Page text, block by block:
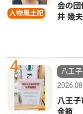
人物風土記
会の
井 幾
4
八王子
八王
金箱